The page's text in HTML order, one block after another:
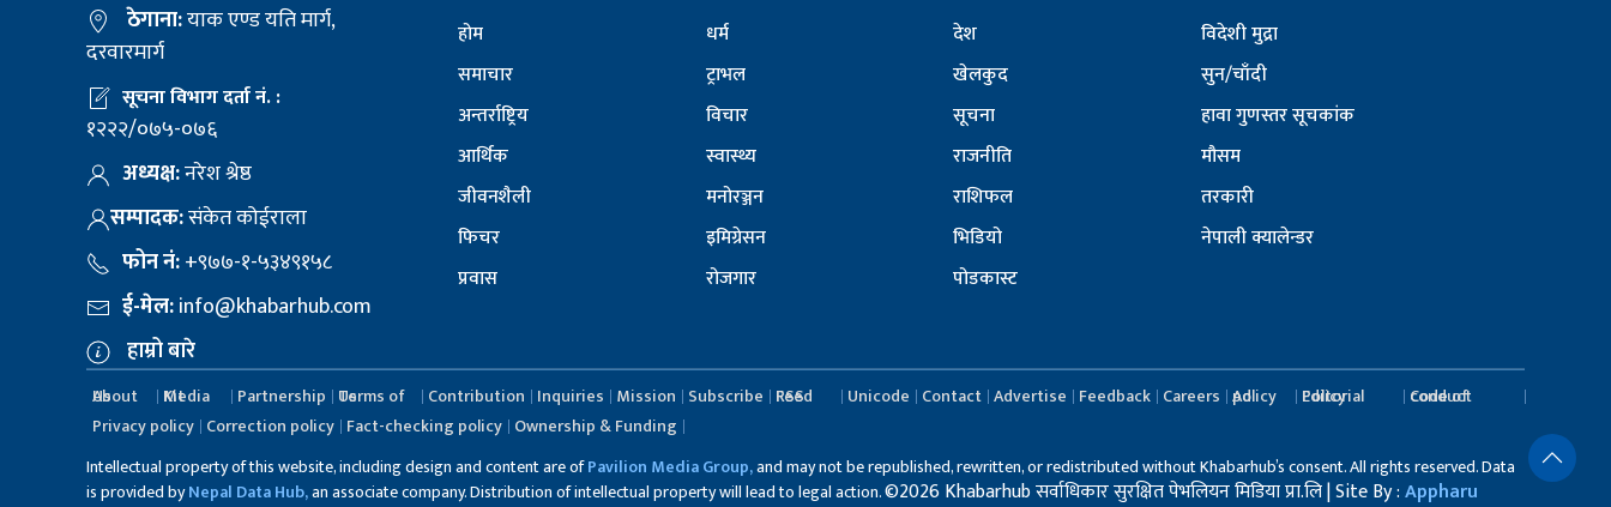
ठेगाना:याक एण्ड यति मार्ग,
दरवारमार्ग
सूचना विभाग दर्ता नं. :
१२२२/०७५-०७६
अध्यक्ष:नरेश श्रेष्ठ
सम्पादक:संकेत कोईराला
फोन नं:+९७७-१-५३४९१५८
ई-मेल:info@khabarhub.com
हाम्रो बारे
होम
समाचार
अन्तर्राष्ट्रिय
आर्थिक
जीवनशैली
फिचर
प्रवास
धर्म
ट्राभल
विचार
स्वास्थ्य
मनोरञ्जन
इमिग्रेसन
रोजगार
देश
खेलकुद
सूचना
राजनीति
राशिफल
भिडियो
पोडकास्ट
विदेशी मुद्रा
सुन/चाँदी
हावा गुणस्तर सूचकांक
मौसम
तरकारी
नेपाली क्यालेन्डर
About Us Media Kit Partnership Terms of Us Contribution Inquiries Mission Subscribe RSS Feed Unicode Contact Advertise Feedback Careers Ad policy Editorial Policy
Code of conduct
Privacy policy Correction policy Fact-checking policy Ownership & Funding
Intellectual property of this website, including design and content are ofPavilion Media Group,and may not be republished, rewritten, or redistributed without Khabarhub’s consent. All rights reserved. Data
is provided byNepal Data Hub,an associate company. Distribution of intellectual property will lead to legal action.©2026 Khabarhub सर्वाधिकार सुरक्षित पेभलियन मिडिया प्रा.लि | Site By :Appharu